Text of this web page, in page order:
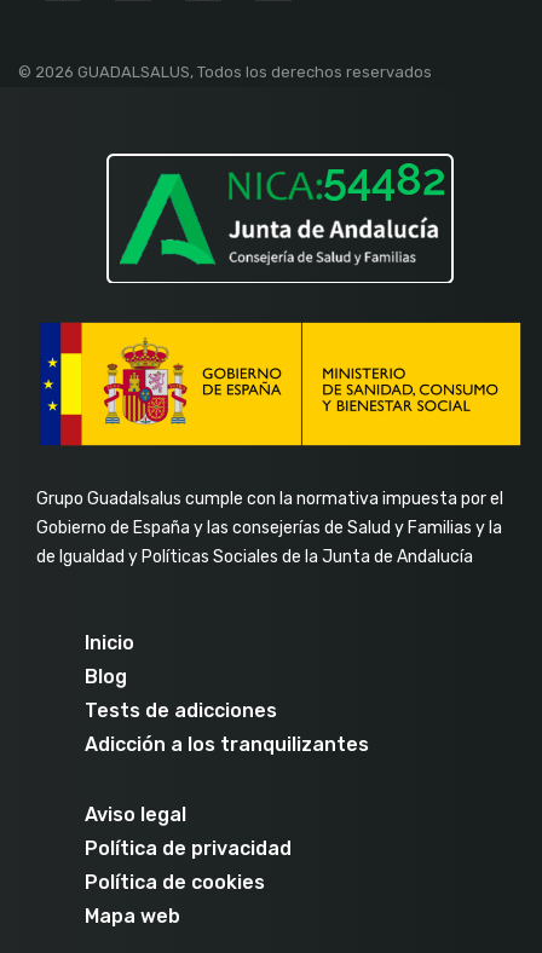
facebook-linkedin-instagramyoutube
© 2026 GUADALSALUS, Todos los derechos reservados
Grupo Guadalsalus cumple con la normativa impuesta por el
Gobierno de España y las consejerías de Salud y Familias y la
de Igualdad y Políticas Sociales de la Junta de Andalucía
Inicio
Blog
Tests de adicciones
Adicción a los tranquilizantes
Aviso legal
Política de privacidad
Política de cookies
Mapa web